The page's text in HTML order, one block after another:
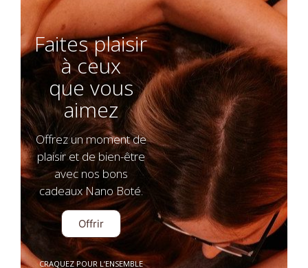
Faites plaisir
à ceux
que vous
aimez
Offrez un moment de
plaisir et de bien-être
avec nos bons
cadeaux Nano Boté.
Offrir
CRAQUEZ POUR L’ENSEMBLE